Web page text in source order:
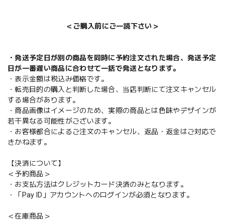
＜ご購入前にご一読下さい＞
・発送予定日が別の商品を同時に予約注文された場合、発送予定
日が一番遅い商品に合わせて一括で発送となります。
・表示金額は税込み価格です。
・転売目的の購入と判断した場合、当店判断にて注文キャンセル
する場合があります。
・商品画像はイメージのため、実際の商品とは色味やデザインが
若干異なる可能性がございます。
・お客様都合によるご注文のキャンセル、返品・返金はご対応で
きかねます。
【決済について】
＜予約商品＞
・お支払方法はクレジットカード決済のみとなります。
・「Pay ID」アカウントへのログインが必須となります。
＜在庫商品＞